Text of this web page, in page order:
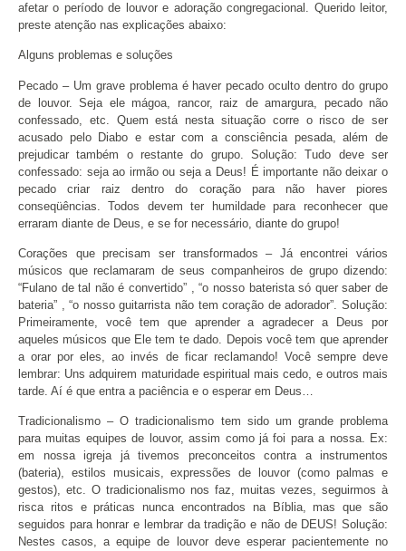
afetar o período de louvor e adoração congregacional. Querido leitor,
preste atenção nas explicações abaixo:
Alguns problemas e soluções
Pecado – Um grave problema é haver pecado oculto dentro do grupo
de louvor. Seja ele mágoa, rancor, raiz de amargura, pecado não
confessado, etc. Quem está nesta situação corre o risco de ser
acusado pelo Diabo e estar com a consciência pesada, além de
prejudicar também o restante do grupo. Solução: Tudo deve ser
confessado: seja ao irmão ou seja a Deus! É importante não deixar o
pecado criar raiz dentro do coração para não haver piores
conseqüências. Todos devem ter humildade para reconhecer que
erraram diante de Deus, e se for necessário, diante do grupo!
Corações que precisam ser transformados – Já encontrei vários
músicos que reclamaram de seus companheiros de grupo dizendo:
“Fulano de tal não é convertido” , “o nosso baterista só quer saber de
bateria” , “o nosso guitarrista não tem coração de adorador”. Solução:
Primeiramente, você tem que aprender a agradecer a Deus por
aqueles músicos que Ele tem te dado. Depois você tem que aprender
a orar por eles, ao invés de ficar reclamando! Você sempre deve
lembrar: Uns adquirem maturidade espiritual mais cedo, e outros mais
tarde. Aí é que entra a paciência e o esperar em Deus…
Tradicionalismo – O tradicionalismo tem sido um grande problema
para muitas equipes de louvor, assim como já foi para a nossa. Ex:
em nossa igreja já tivemos preconceitos contra a instrumentos
(bateria), estilos musicais, expressões de louvor (como palmas e
gestos), etc. O tradicionalismo nos faz, muitas vezes, seguirmos à
risca ritos e práticas nunca encontrados na Bíblia, mas que são
seguidos para honrar e lembrar da tradição e não de DEUS! Solução:
Nestes casos, a equipe de louvor deve esperar pacientemente no